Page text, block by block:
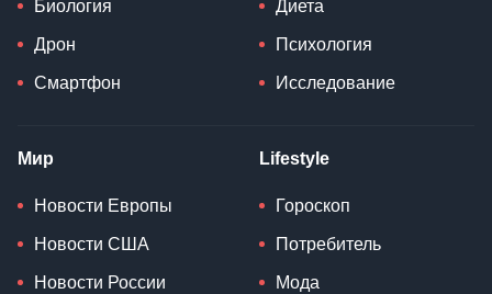
Биология
Дрон
Смартфон
Диета
Психология
Исследование
Мир
Новости Европы
Новости США
Новости России
Lifestyle
Гороскоп
Потребитель
Мода